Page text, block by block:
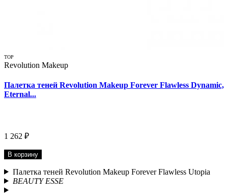
TOP
Revolution Makeup
Палетка теней Revolution Makeup Forever Flawless Dynamic,
Eternal...
1 262 ₽
В корзину
Палетка теней Revolution Makeup Forever Flawless Utopia
BEAUTY ESSE